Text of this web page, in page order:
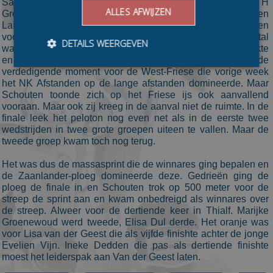
Sandra Dekker (A6.nl Groot in auto's), Janneke Ensing (PTH
Groep / SchaatsshopDrenthe), Aggie Walsma (SKADI) en
Laura van Ramshorst (Van Ramshorst Renault) nam een
voorsprong van zo'n honderd meter. Maar achter het vijftal
was het Irene Schouten zelf die de kop van het peloton pakte
en het gat naar de kopgroep dichtte. Het was een van de
verdedigende moment voor de West-Friese die vorige week
het NK Afstanden op de lange afstanden domineerde. Maar
Schouten toonde zich op het Friese ijs ook aanvallend
vooraan. Maar ook zij kreeg in de aanval niet de ruimte. In de
finale leek het peloton nog even net als in de eerste twee
wedstrijden in twee grote groepen uiteen te vallen. Maar de
tweede groep kwam toch nog terug.
Het was dus de massasprint die de winnares ging bepalen en
de Zaanlander-ploeg domineerde deze. Gedrieën ging de
ploeg de finale in en Schouten trok op 500 meter voor de
streep de sprint aan en kwam onbedreigd als winnares over
de streep. Alweer voor de dertiende keer in Thialf. Marijke
Groenewoud werd tweede, Elisa Dul derde. Het oranje was
voor Lisa van der Geest die als vijfde finishte achter de jonge
Evelien Vijn. Ineke Dedden die pas als dertiende finishte
moest het leiderspak aan Van der Geest laten.
ALLES AFWIJZEN
DETAILS WEERGEVEN
Bezoekersgegevens Gerichte advertenties
Prestatiecookies worden gebruikt om te zien hoe
bezoekers de website gebruiken, bijv. analytische
cookies. Deze cookies kunnen niet worden gebruikt om
een bepaalde bezoeker direct te identificeren.
Naam
Aanbieder/
Domein
Vervaldatum
_ga
Google LLC
.schaatspeloton.nl
1 jaar 1
maand
This cookie
name is
asssociated
with Google
Universal
Analytics -
which is a
significant